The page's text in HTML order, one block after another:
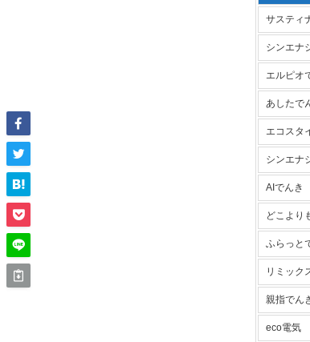
サスティ
シンエナ
エルピオ
あしたで
エコスタ
シンエナ
AIでんき
どこより
ふらっと
リミック
親指でん
eco電気